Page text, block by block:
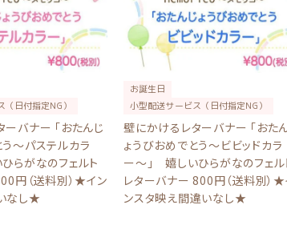
日付指定NG）
バナー 「おたんじ
〜パステルカラ
らがなのフェルト
円（送料別）★イン
なし★
お誕生日
小型配送サービス（日付指定NG）
壁にかけるレターバナー 「おた
ょうびおめでとう〜ビビッドカラ
ー〜」 嬉しいひらがなのフェル
レターバナー 800円（送料別）★
ンスタ映え間違いなし★